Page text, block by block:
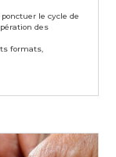
le cycle de
des
formats,